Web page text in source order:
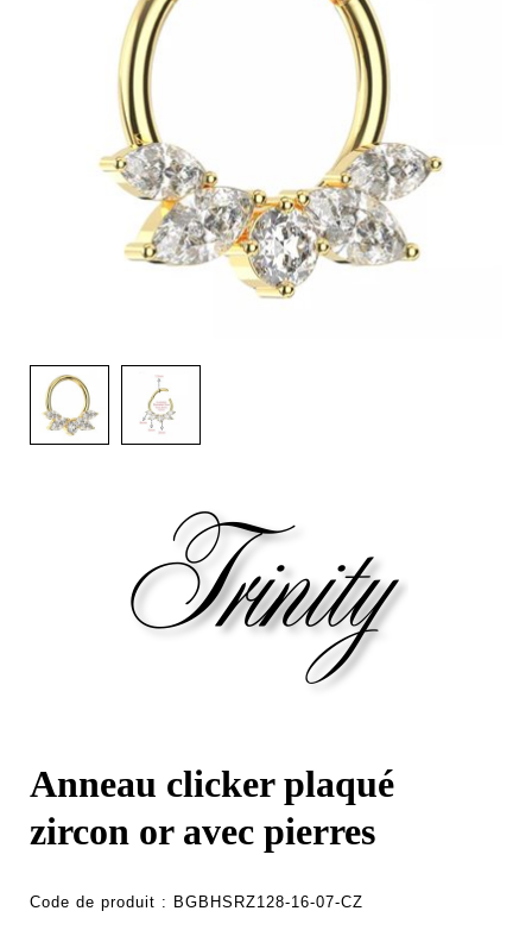
Anneau clicker plaqué
zircon or avec pierres
Code de produit : BGBHSRZ128-16-07-CZ